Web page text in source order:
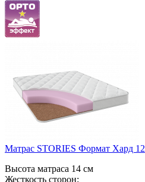
Матрас STORIES Формат Хард 12
Высота матраса 14 см
Жесткость сторон: